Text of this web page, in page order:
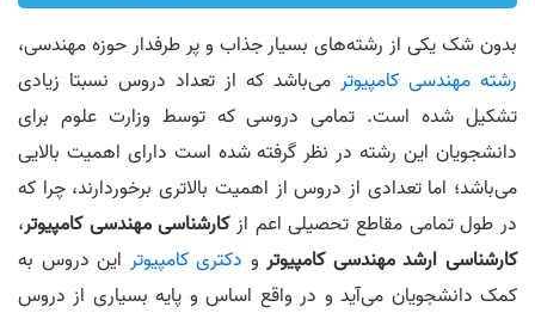
بدون شک یکی از رشته‌های بسیار جذاب و پر طرفدار حوزه مهندسی،
رشته مهندسی کامپیوتر می‌باشد که از تعداد دروس نسبتا زیادی
تشکیل شده است. تمامی دروسی که توسط وزارت علوم برای
دانشجویان این رشته در نظر گرفته شده است دارای اهمیت بالایی
می‌باشد؛ اما تعدادی از دروس از اهمیت بالاتری برخوردارند، چرا که
در طول تمامی مقاطع تحصیلی اعم ازکارشناسی مهندسی کامپیوتر،
کارشناسی ارشد مهندسی کامپیوترو دکتری کامپیوتر این دروس به
کمک دانشجویان می‌آید و در واقع اساس و پایه بسیاری از دروس